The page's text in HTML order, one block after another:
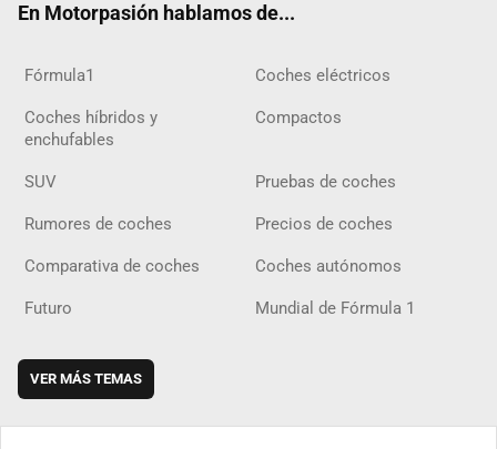
En Motorpasión hablamos de...
Fórmula1 Coches eléctricos
Coches híbridos y
enchufables
Compactos
SUV Pruebas de coches
Rumores de coches Precios de coches
Comparativa de coches Coches autónomos
Futuro Mundial de Fórmula 1
VER MÁS TEMAS